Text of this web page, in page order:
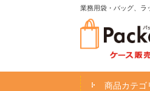
業務用袋・バッグ、ラ
商品カテゴ